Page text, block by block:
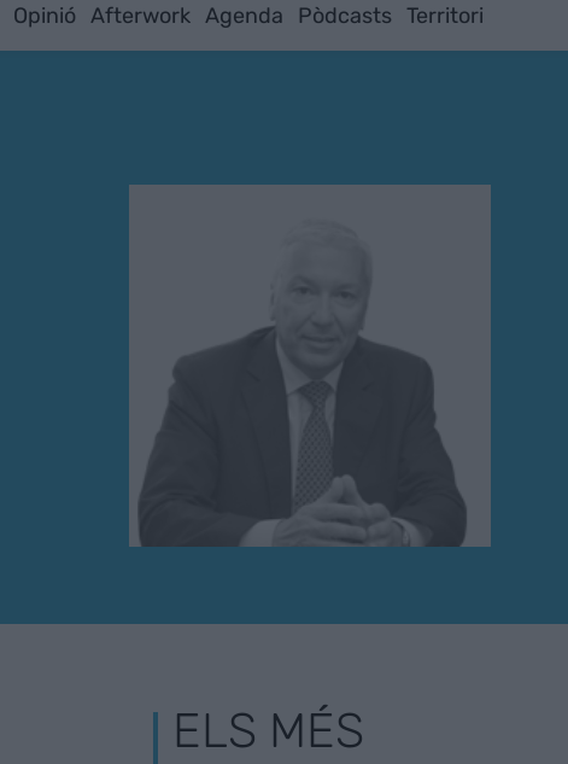
Opinió Afterwork Agenda Pòdcasts Territori
ELS MÉS